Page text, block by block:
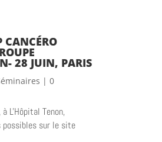
CANCÉRO
28 JUIN, PARIS
| 0
L'Hôpital Tenon,
sur le site